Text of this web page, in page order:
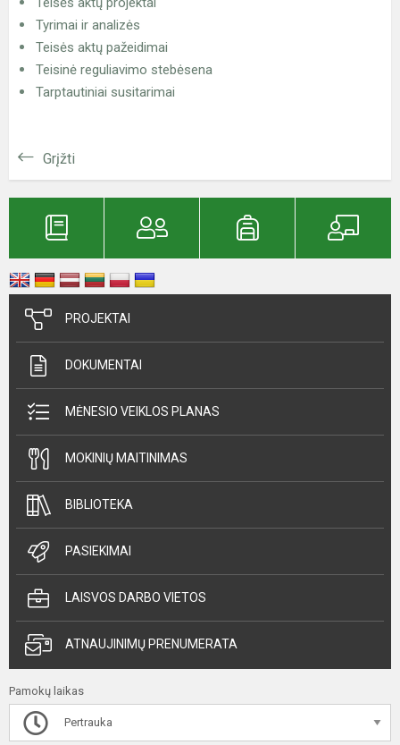
Tyrimai ir analizės
Teisės aktų pažeidimai
Teisinė reguliavimo stebėsena
Tarptautiniai susitarimai
Grįžti
PROJEKTAI
DOKUMENTAI
MĖNESIO VEIKLOS PLANAS
MOKINIŲ MAITINIMAS
BIBLIOTEKA
PASIEKIMAI
LAISVOS DARBO VIETOS
ATNAUJINIMŲ PRENUMERATA
Pamokų laikas
Pertrauka